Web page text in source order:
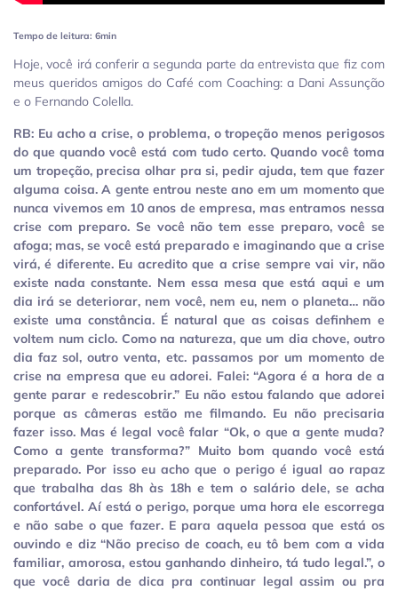
Tempo de leitura: 6min
Hoje, você irá conferir a segunda parte da entrevista que fiz com
meus queridos amigos do Café com Coaching: a Dani Assunção
e o Fernando Colella.
RB: Eu acho a crise, o problema, o tropeção menos perigosos
do que quando você está com tudo certo. Quando você toma
um tropeção, precisa olhar pra si, pedir ajuda, tem que fazer
alguma coisa. A gente entrou neste ano em um momento que
nunca vivemos em 10 anos de empresa, mas entramos nessa
crise com preparo. Se você não tem esse preparo, você se
afoga; mas, se você está preparado e imaginando que a crise
virá, é diferente. Eu acredito que a crise sempre vai vir, não
existe nada constante. Nem essa mesa que está aqui e um
dia irá se deteriorar, nem você, nem eu, nem o planeta… não
existe uma constância. É natural que as coisas definhem e
voltem num ciclo. Como na natureza, que um dia chove, outro
dia faz sol, outro venta, etc. passamos por um momento de
crise na empresa que eu adorei. Falei: “Agora é a hora de a
gente parar e redescobrir.” Eu não estou falando que adorei
porque as câmeras estão me filmando. Eu não precisaria
fazer isso. Mas é legal você falar “Ok, o que a gente muda?
Como a gente transforma?” Muito bom quando você está
preparado. Por isso eu acho que o perigo é igual ao rapaz
que trabalha das 8h às 18h e tem o salário dele, se acha
confortável. Aí está o perigo, porque uma hora ele escorrega
e não sabe o que fazer. E para aquela pessoa que está os
ouvindo e diz “Não preciso de coach, eu tô bem com a vida
familiar, amorosa, estou ganhando dinheiro, tá tudo legal.”, o
que você daria de dica pra continuar legal assim ou pra